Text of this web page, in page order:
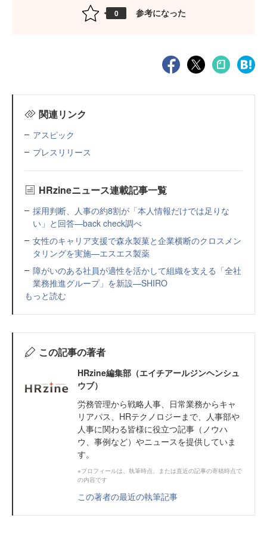
0 参考になった
関連リンク
アスピック
プレスリリース
HRzineニュース連載記事一覧
採用判断、人事の約8割が「本人情報だけでは足りな
い」と回答—back check調べ
女性のキャリア支援で森永製菓と企業横断のクロスメン
タリングを実施—エスエス製薬
障がいのある社員が適性を活かして組織を支える「全社
業務推進グループ」を新設—SHIRO
もっと読む
この記事の著者
HRzine編集部（エイチアールジンヘンシュ
ウブ）
労務管理から戦略人事、日常業務からキャ
リアパス、HRテクノロジーまで、人事部や
人事に関わる皆様に役立つ記事（ノウハ
ウ、事例など）やニュースを提供していま
す。
※プロフィールは、執筆時点、または直近の記事の寄稿時点で
の内容です
この著者の最近の執筆記事